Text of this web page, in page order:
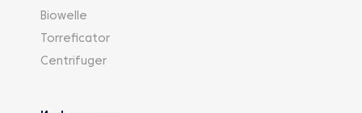
Biowelle
Torreficator
Centrifuger